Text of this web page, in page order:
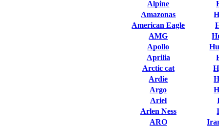
Alpine
Amazonas
American Eagle
AMG
Apollo
Aprilia
Arctic cat
Ardie
Argo
Ariel
Arlen Ness
ARO